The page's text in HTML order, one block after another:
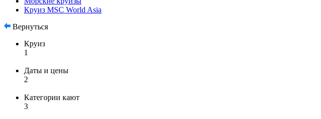
Круиз MSC World Asia
Вернуться
Круиз
1
Даты и цены
2
Категории кают
3